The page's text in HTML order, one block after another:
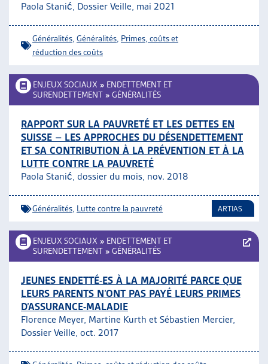
Paola Stanić, Dossier Veille, mai 2021
Généralités Généralités Primes, coûts et
réduction des coûts
ENJEUX SOCIAUX » ENDETTEMENT ET
SURENDETTEMENT » GÉNÉRALITÉS
RAPPORT SUR LA PAUVRETÉ ET LES DETTES EN
SUISSE – LES APPROCHES DU DÉSENDETTEMENT
ET SA CONTRIBUTION À LA PRÉVENTION ET À LA
LUTTE CONTRE LA PAUVRETÉ
Paola Stanić, dossier du mois, nov. 2018
Généralités Lutte contre la pauvreté ARTIAS
ENJEUX SOCIAUX » ENDETTEMENT ET
SURENDETTEMENT » GÉNÉRALITÉS
JEUNES ENDETTÉ-ES À LA MAJORITÉ PARCE QUE
LEURS PARENTS N’ONT PAS PAYÉ LEURS PRIMES
D’ASSURANCE-MALADIE
Florence Meyer, Martine Kurth et Sébastien Mercier,
Dossier Veille, oct. 2017